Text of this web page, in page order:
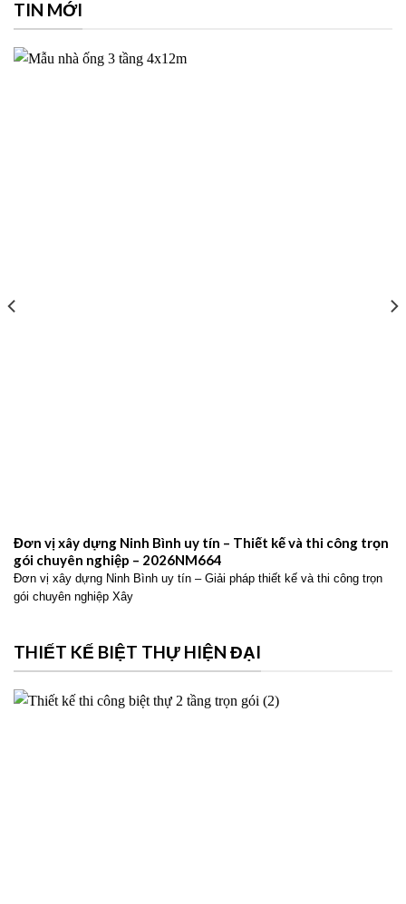
TIN MỚI
Đơn vị xây dựng Ninh Bình uy tín – Thiết kế và thi công trọn
gói chuyên nghiệp – 2026NM664
Đơn vị xây dựng Ninh Bình uy tín – Giải pháp thiết kế và thi công trọn
gói chuyên nghiệp Xây
THIẾT KẾ BIỆT THỰ HIỆN ĐẠI